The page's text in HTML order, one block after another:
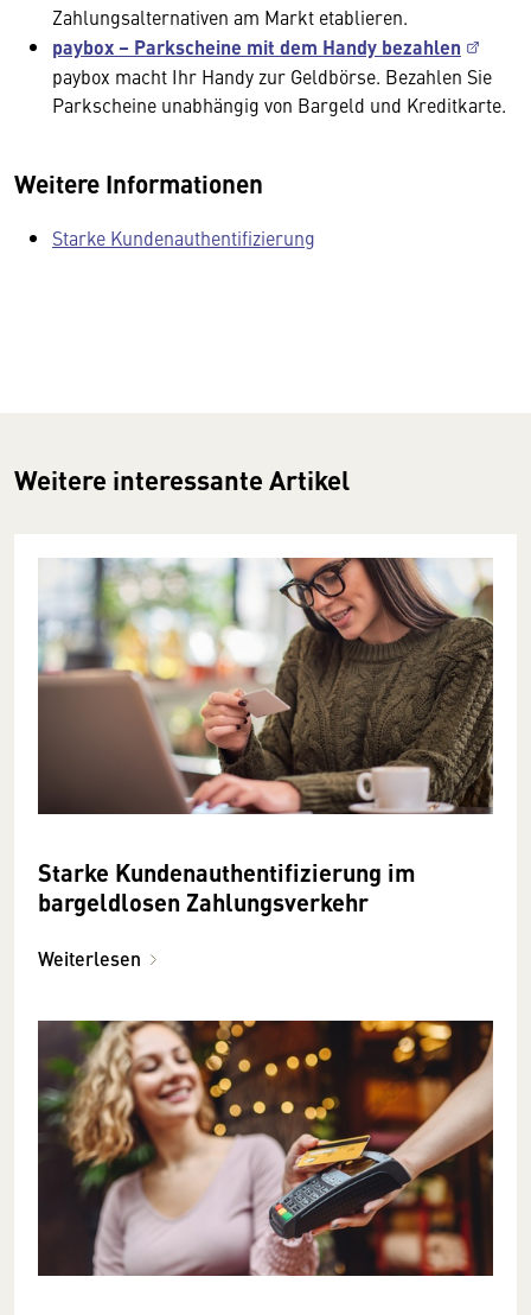
Zahlungsalternativen am Markt etablieren.
paybox – Parkscheine mit dem Handy bezahlen
paybox macht Ihr Handy zur Geldbörse. Bezahlen Sie
Parkscheine unabhängig von Bargeld und Kreditkarte.
Weitere Informationen
Starke Kundenauthentifizierung
Weitere interessante Artikel
Starke Kundenauthentifizierung im
bargeldlosen Zahlungsverkehr
Weiterlesen